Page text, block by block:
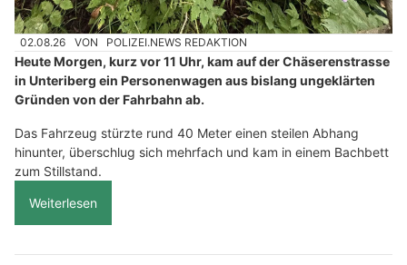
02.08.26 VON POLIZEI.NEWS REDAKTION
Heute Morgen, kurz vor 11 Uhr, kam auf der Chäserenstrasse
in Unteriberg ein Personenwagen aus bislang ungeklärten
Gründen von der Fahrbahn ab.
Das Fahrzeug stürzte rund 40 Meter einen steilen Abhang
hinunter, überschlug sich mehrfach und kam in einem Bachbett
zum Stillstand.
Weiterlesen